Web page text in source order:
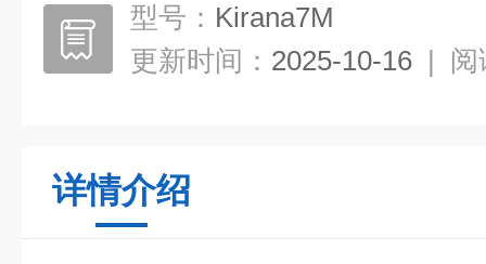
型号： Kirana7M
更新时间： 2025-10-16 | 阅
详情介绍